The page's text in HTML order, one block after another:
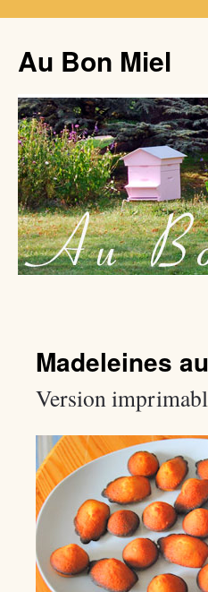
Au Bon Miel
Madeleines
Version